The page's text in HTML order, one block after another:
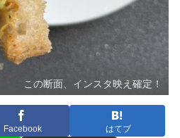
この断面、インスタ映え確定！
Facebook はてブ